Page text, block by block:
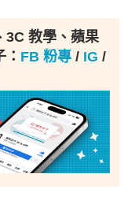
3C 教學、蘋果
FB 粉專 / IG /